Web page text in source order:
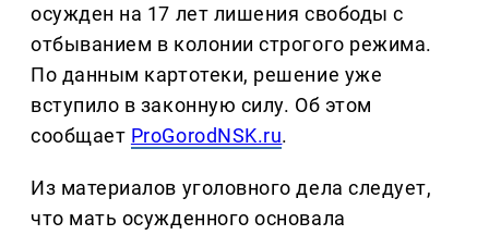
осужден на 17 лет лишения свободы с
отбыванием в колонии строгого режима.
По данным картотеки, решение уже
вступило в законную силу. Об этом
сообщает ProGorodNSK.ru.
Из материалов уголовного дела следует,
что мать осужденного основала